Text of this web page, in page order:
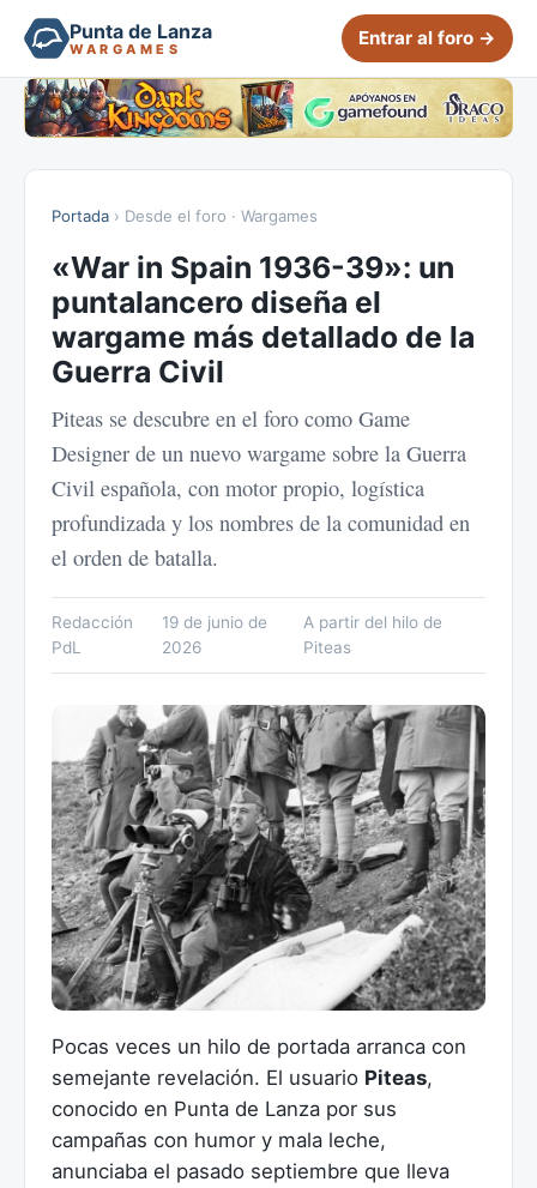
Punta de Lanza
WARGAMES Entrar al foro →
Portada › Desde el foro · Wargames
«War in Spain 1936-39»: un
puntalancero diseña el
wargame más detallado de la
Guerra Civil
Piteas se descubre en el foro como Game
Designer de un nuevo wargame sobre la Guerra
Civil española, con motor propio, logística
profundizada y los nombres de la comunidad en
el orden de batalla.
Redacción
PdL
19 de junio de
2026
A partir del hilo de
Piteas
Pocas veces un hilo de portada arranca con
semejante revelación. El usuario Piteas,
conocido en Punta de Lanza por sus
campañas con humor y mala leche,
anunciaba el pasado septiembre que lleva